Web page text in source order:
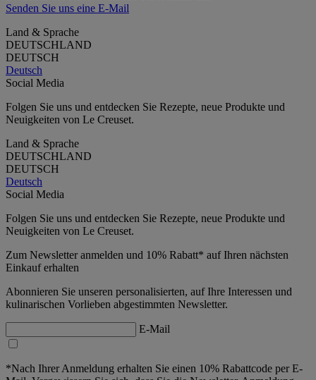
Senden Sie uns eine E-Mail
Land & Sprache
DEUTSCHLAND
DEUTSCH
Deutsch
Social Media
Folgen Sie uns und entdecken Sie Rezepte, neue Produkte und
Neuigkeiten von Le Creuset.
Land & Sprache
DEUTSCHLAND
DEUTSCH
Deutsch
Social Media
Folgen Sie uns und entdecken Sie Rezepte, neue Produkte und
Neuigkeiten von Le Creuset.
Zum Newsletter anmelden und 10% Rabatt* auf Ihren nächsten
Einkauf erhalten
Abonnieren Sie unseren personalisierten, auf Ihre Interessen und
kulinarischen Vorlieben abgestimmten Newsletter.
E-Mail
*Nach Ihrer Anmeldung erhalten Sie einen 10% Rabattcode per E-